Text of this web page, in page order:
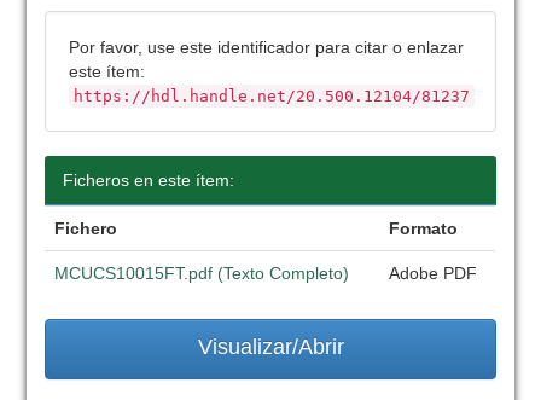
Por favor, use este identificador para citar o enlazar
este ítem:
https://hdl.handle.net/20.500.12104/81237
Ficheros en este ítem:
Fichero Formato
MCUCS10015FT.pdf (Texto Completo) Adobe PDF
Visualizar/Abrir